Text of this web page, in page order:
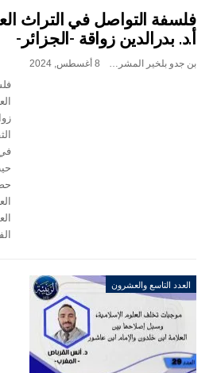
فلسفة التواصل في التراث
أ.د. بدرالدين زواقة -الجزائر-
بن جدو بلخير المشرف العام 8 أغسطس, 2024
العدد التاسع والعشرون